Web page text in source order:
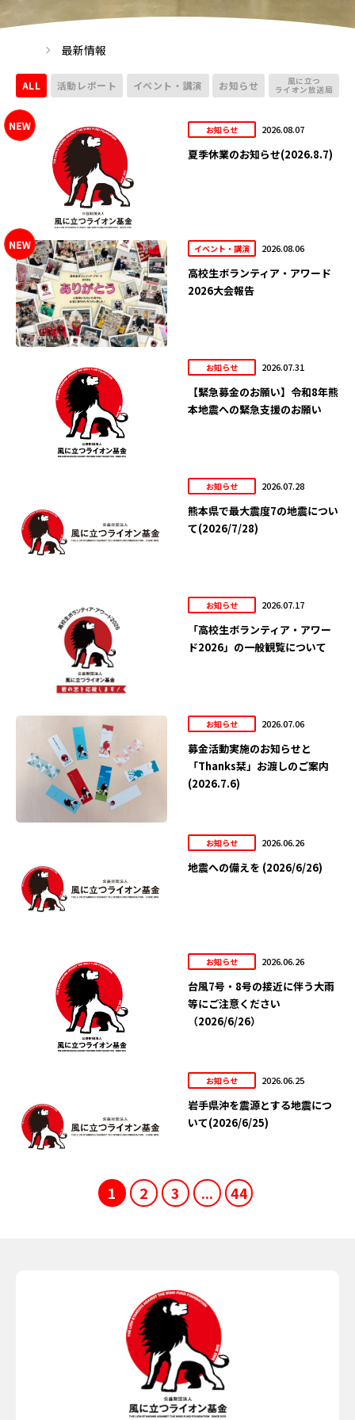
最新情報
ALL 活動レポート イベント・講演 お知らせ 風に立つ
ライオン放送局
お知らせ 2026.08.07
夏季休業のお知らせ(2026.8.7)
イベント・講演 2026.08.06
高校生ボランティア・アワード
2026大会報告
お知らせ 2026.07.31
【緊急募金のお願い】令和8年熊
本地震への緊急支援のお願い
お知らせ 2026.07.28
熊本県で最大震度7の地震につい
て(2026/7/28)
お知らせ 2026.07.17
「高校生ボランティア・アワー
ド2026」の一般観覧について
お知らせ 2026.07.06
募金活動実施のお知らせと
「Thanks栞」お渡しのご案内
(2026.7.6)
お知らせ 2026.06.26
地震への備えを (2026/6/26)
お知らせ 2026.06.26
台風7号・8号の接近に伴う大雨
等にご注意ください
（2026/6/26）
お知らせ 2026.06.25
岩手県沖を震源とする地震につ
いて(2026/6/25)
1 2 3 ... 44